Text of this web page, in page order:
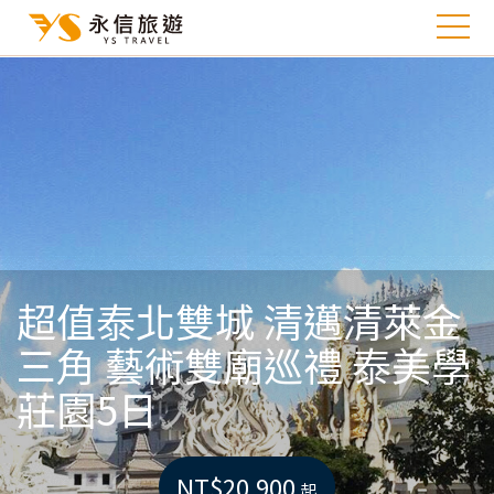
超值泰北雙城 清邁清萊金
三角 藝術雙廟巡禮 泰美學
莊園5日
NT$20,900